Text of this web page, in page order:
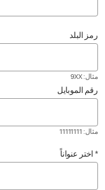
رمز البلد
مثال: 9XX
رقم الموبايل
مثال: 11111111
* اختر عنواناً